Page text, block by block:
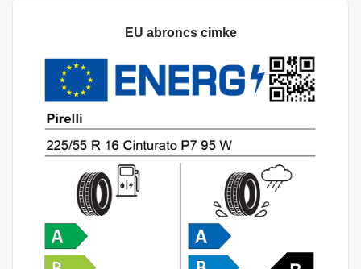
EU abroncs cimke